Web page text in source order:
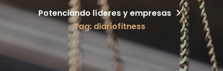
Potenciando líderes y empresas
Tag: diariofitness